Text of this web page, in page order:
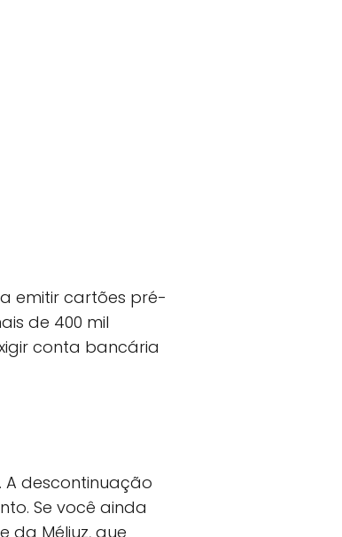
emitir cartões pré-
de 400 mil
conta bancária
A descontinuação
Se você ainda
da Méliuz, que